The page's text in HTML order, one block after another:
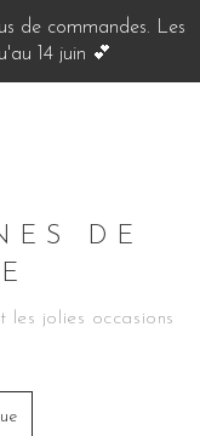
de commandes. Les
14 juin 💕
DE
les jolies occasions